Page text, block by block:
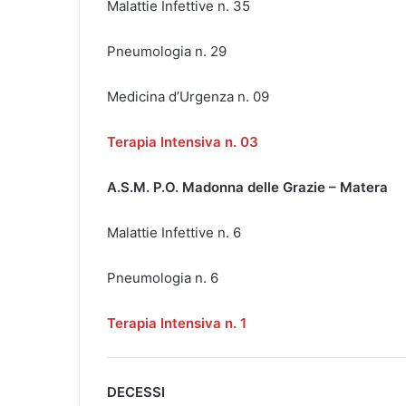
Malattie Infettive n. 35
Pneumologia n. 29
Medicina d’Urgenza n. 09
Terapia Intensiva n. 03
A.S.M. P.O. Madonna delle Grazie – Matera
Malattie Infettive n. 6
Pneumologia n. 6
Terapia Intensiva n. 1
DECESSI